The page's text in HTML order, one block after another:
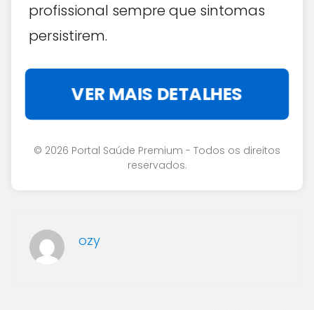
profissional sempre que sintomas
persistirem.
VER MAIS DETALHES
© 2026 Portal Saúde Premium - Todos os direitos
reservados.
ozy